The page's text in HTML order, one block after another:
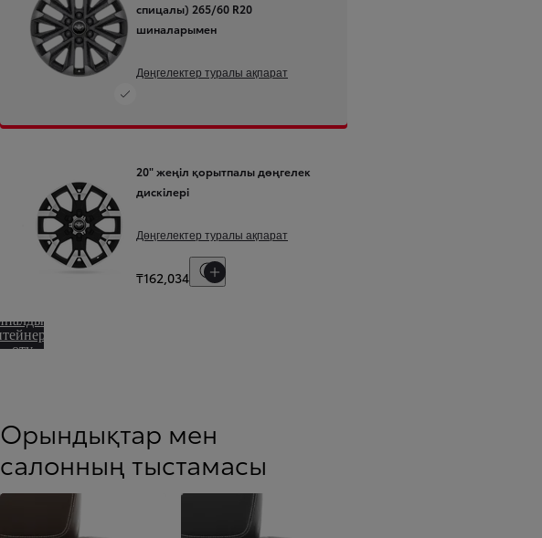
спицалы) 265/60 R20
шиналарымен
Дөңгелектер туралы ақпарат
20" жеңіл қорытпалы дөңгелек
дискілері
Дөңгелектер туралы ақпарат
₸162,034
Баға шарттарын көрсету
өту
Орындықтар мен
салонның тыстамасы